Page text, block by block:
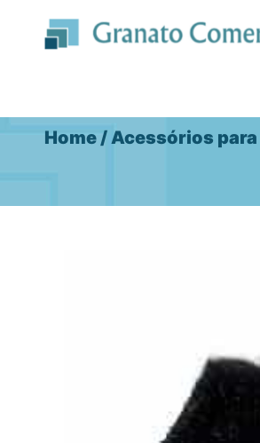
Home/Acessórios